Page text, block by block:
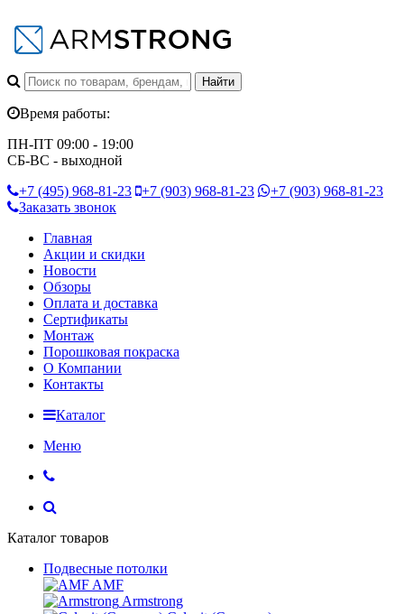
Время работы:
ПН-ПТ 09:00 - 19:00
СБ-ВС - выходной
+7 (495) 968-81-23 +7 (903) 968-81-23 +7 (903) 968-81-23
Заказать звонок
Главная
Акции и скидки
Новости
Обзоры
Оплата и доставка
Сертификаты
Монтаж
Порошковая покраска
О Компании
Контакты
Каталог
Меню
Каталог товаров
Подвесные потолки
AMF
Armstrong